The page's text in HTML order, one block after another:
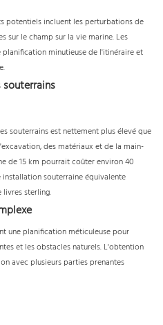
potentiels incluent les perturbations de
sur le champ sur la vie marine. Les
minutieuse de l'itinéraire et
souterrains
souterrains est nettement plus élevé que
des matériaux et de la main-
de 15 km pourrait coûter environ 40
souterraine équivalente
sterling.
une planification méticuleuse pour
et les obstacles naturels. L'obtention
avec plusieurs parties prenantes